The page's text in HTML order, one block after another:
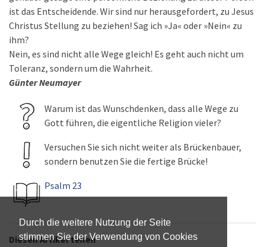
Durch die weitere Nutzung der Seite
stimmen Sie der Verwendung von Cookies
ist das Entscheidende. Wir sind nur herausgefordert, zu Jesus
Christus Stellung zu beziehen! Sag ich »Ja« oder »Nein« zu
ihm?
Nein, es sind nicht alle Wege gleich! Es geht auch nicht um
Toleranz, sondern um die Wahrheit.
Günter Neumayer
Warum ist das Wunschdenken, dass alle Wege zu
Gott führen, die eigentliche Religion vieler?
Versuchen Sie sich nicht weiter als Brückenbauer,
sondern benutzen Sie die fertige Brücke!
Psalm 23
Diesen Artikel teilen